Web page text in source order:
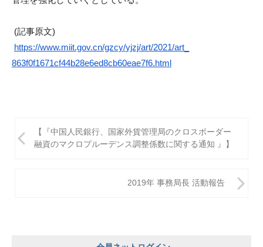
(記事原文)
https://www.miit.gov.cn/gzcy/yjzj/art/2021/art_
863f0f1671cf44b28e6ed8cb60eae7f6.html
稿
【『中国人民銀行、国家外貨管理局のクロスボーダー
融資のマクロプルーデンス調整係数に関する通知 』】
2019年 事務局長 活動報告